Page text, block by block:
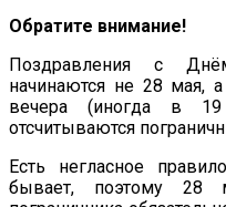
Обратите внимание!
Поздравления с
начинаются не 28 мая,
вечера (иногда в
отсчитываются
Есть негласное
бывает, поэтому 28